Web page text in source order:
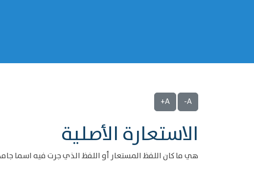
A-
A+
الاستعارة الأصلية
هي ما كان اللفظ المستعار أو اللفظ الذي جرت فيه اسما